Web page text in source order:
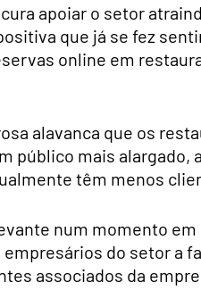
apoiar o setor
que já se fez
online em
alavanca que os
público mais
têm menos
num momento
do setor a
associados da